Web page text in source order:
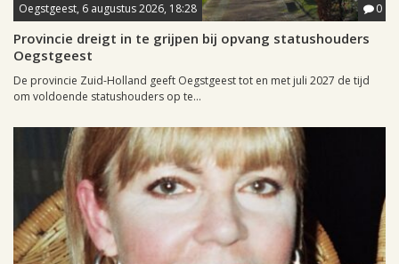
Oegstgeest, 6 augustus 2026, 18:28 0
Provincie dreigt in te grijpen bij opvang statushouders
Oegstgeest
De provincie Zuid-Holland geeft Oegstgeest tot en met juli 2027 de tijd
om voldoende statushouders op te...